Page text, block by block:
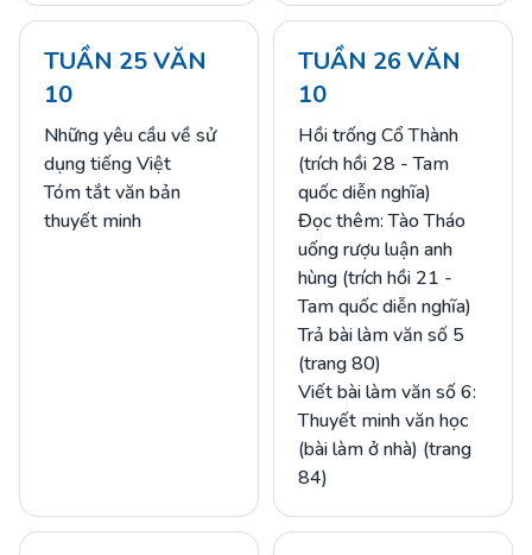
TUẦN 25 VĂN
10
Những yêu cầu về sử
dụng tiếng Việt
Tóm tắt văn bản
thuyết minh
TUẦN 26 VĂN
10
Hồi trống Cổ Thành
(trích hồi 28 - Tam
quốc diễn nghĩa)
Đọc thêm: Tào Tháo
uống rượu luận anh
hùng (trích hồi 21 -
Tam quốc diễn nghĩa)
Trả bài làm văn số 5
(trang 80)
Viết bài làm văn số 6:
Thuyết minh văn học
(bài làm ở nhà) (trang
84)